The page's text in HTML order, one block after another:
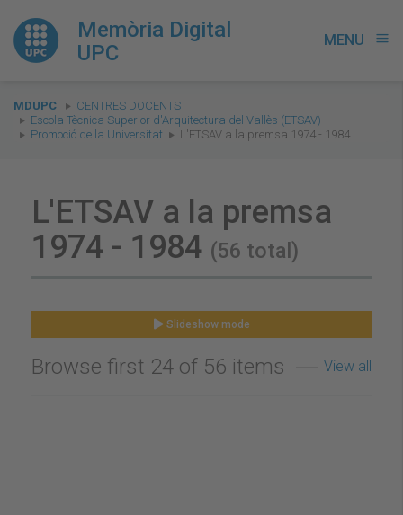
Memòria Digital
UPC
MENU menu
You
are
here:
MDUPC
CENTRES DOCENTS
Escola Tècnica Superior d'Arquitectura del Vallès (ETSAV)
Promoció de la Universitat
L'ETSAV a la premsa 1974 - 1984
L'ETSAV a la premsa
1974 - 1984 (56 total)
Slideshow mode
Browse first 24 of 56 items View all